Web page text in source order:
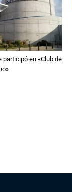
participó en «Club de